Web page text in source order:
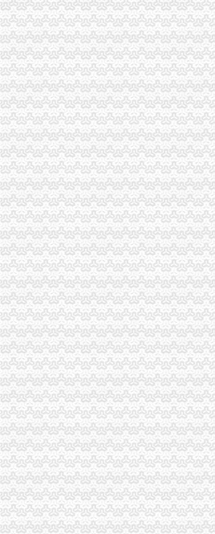
《北京注册公司流程及费用》100篇第一文库
【0元公司注册】办理快速靠谱,省钱省时省
一元注册公司流程
2017年南京0元出资注册公司流程南京工商年
深圳注册公司流程及费用_深圳记账报税_商
一元公司
重庆一元装饰工程有限公司-土巴兔装修网
一元注册公司简搜帮您圆梦_网易数码
1元注册公司
昨起1元钱可注册公司日办理425宗 - 惠城窗口
金山公司注册,金沙1元注册公司,金山税务咨
0元注册公司
0元公司注册提供地址快速办理代理记帐商标
0元注册公司、代理记账_咸工商注册_咸列表网
重庆一元注册公司
资格预审：中冶建工安装公司重庆市轨道交
重庆一农公司以高息为饵非法圈钱1.27亿元-
重庆0元注册公司
【注册公司0元起】-公司注册-香港赶集网
加盟条件加盟电话官方网址-重庆益坤企业管
重庆免费注册公司
注册公司_代理记账报税_商标注册代办_工商
重庆市华渝之春园林绿化有限公司（注册中
免费注册公司
免费广州增城工商执照注册、免费财税咨询
免费注册公司：送三证合一、送税务备案、